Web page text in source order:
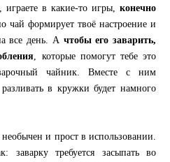
играете в какие-то игры, конечно
чай формирует твоё настроение и
все день. А чтобы его заварить,
, которые помогут тебе это
чайник. Вместе с ним
в кружки будет намного
и прост в использовании.
заварку требуется засыпать во